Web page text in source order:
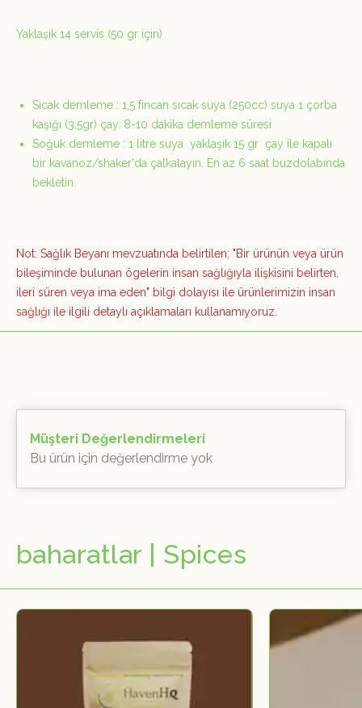
Yaklaşık 14 servis (50 gr için)
Sıcak demleme : 1,5 fincan sıcak suya (250cc) suya 1 çorba
kaşığı (3,5gr) çay. 8-10 dakika demleme süresi
Soğuk demleme : 1 litre suya yaklaşık 15 gr çay ile kapalı
bir kavanoz/shaker'da çalkalayın. En az 6 saat buzdolabında
bekletin.
Not: Sağlık Beyanı mevzuatında belirtilen; "Bir ürünün veya ürün
bileşiminde bulunan ögelerin insan sağlığıyla ilişkisini belirten,
ileri süren veya ima eden" bilgi dolayısı ile ürünlerimizin insan
sağlığı ile ilgili detaylı açıklamaları kullanamıyoruz.
Müşteri Değerlendirmeleri
Bu ürün için değerlendirme yok
baharatlar | Spices